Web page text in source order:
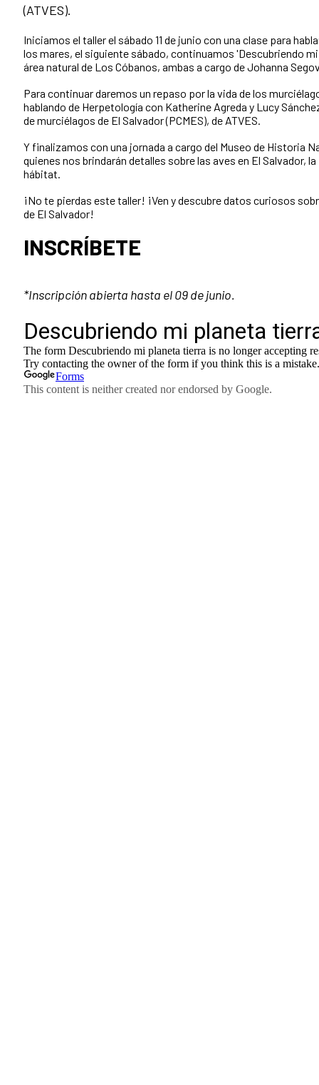
(ATVES).
Iniciamos el taller el sábado 11 de junio con una clase para
los mares, el siguiente sábado, continuamos 'Descubriendo
área natural de Los Cóbanos, ambas a cargo de Johanna
Para continuar daremos un repaso por la vida de los
hablando de Herpetología con Katherine Agreda y Lucy
de murciélagos de El Salvador (PCMES), de ATVES.
Y finalizamos con una jornada a cargo del Museo de Historia
quienes nos brindarán detalles sobre las aves en El Salvador,
hábitat.
¡No te pierdas este taller! ¡Ven y descubre datos curiosos
de El Salvador!
INSCRÍBETE
*Inscripción abierta hasta el 09 de junio.